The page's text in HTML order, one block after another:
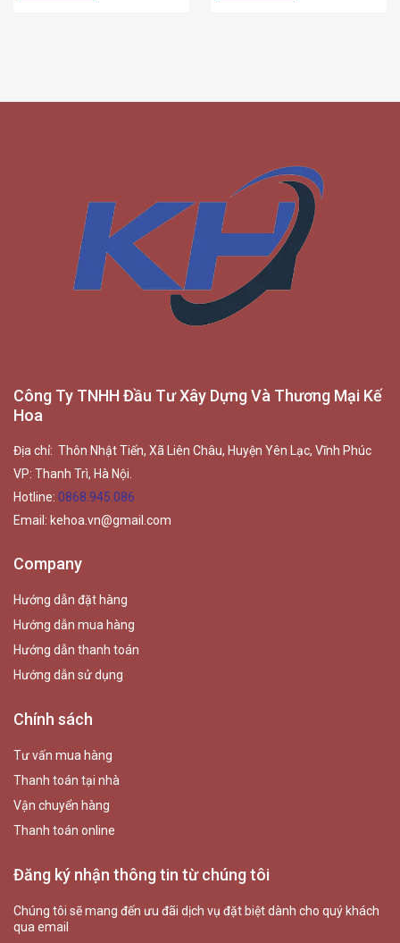
Công Ty TNHH Đầu Tư Xây Dựng Và Thương Mại Kế
Hoa
Địa chỉ: Thôn Nhật Tiến, Xã Liên Châu, Huyện Yên Lạc, Vĩnh Phúc
VP: Thanh Trì, Hà Nội.
Hotline: 0868.945.086
Email: kehoa.vn@gmail.com
Company
Hướng dẫn đặt hàng
Hướng dẫn mua hàng
Hướng dẫn thanh toán
Hướng dẫn sử dụng
Chính sách
Tư vấn mua hàng
Thanh toán tại nhà
Vận chuyển hàng
Thanh toán online
Đăng ký nhận thông tin từ chúng tôi
Chúng tôi sẽ mang đến ưu đãi dịch vụ đặt biệt dành cho quý khách
qua email